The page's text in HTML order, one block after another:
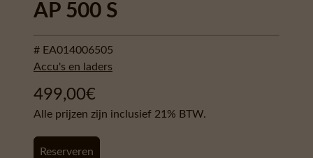
AP 500 S
# EA014006505
Accu's en laders
499,00€
Alle prijzen zijn inclusief 21% BTW.
Reserveren